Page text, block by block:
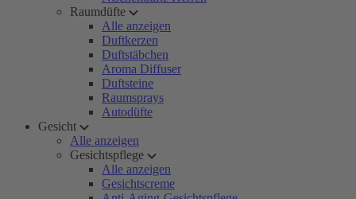
Raumdüfte
Alle anzeigen
Duftkerzen
Duftstäbchen
Aroma Diffuser
Duftsteine
Raumsprays
Autodüfte
Gesicht
Alle anzeigen
Gesichtspflege
Alle anzeigen
Gesichtscreme